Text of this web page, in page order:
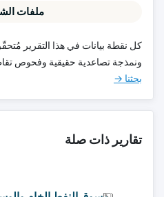
ملفات
كل نقطة بيانات في هذا التقرير
ونمذجة تصاعدية حقيقية وفحوص
بحثنا →
تقارير ذات صلة